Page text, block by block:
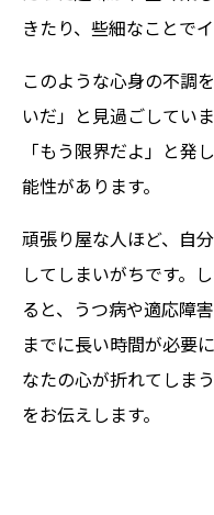
きたり、些細なことで
このような心身の不調
いだ」と見過ごしてい
「もう限界だよ」と発
能性があります。
頑張り屋な人ほど、自
してしまいがちです。
ると、うつ病や適応障
までに長い時間が必要
なたの心が折れてしま
をお伝えします。